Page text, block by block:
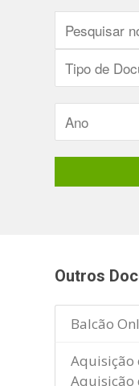
Outros
Balcão
Aquisição
Aquisição